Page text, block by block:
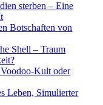
sterben – Eine
Botschaften von
Shell – Traum
Kult oder
Leben, Simulierter